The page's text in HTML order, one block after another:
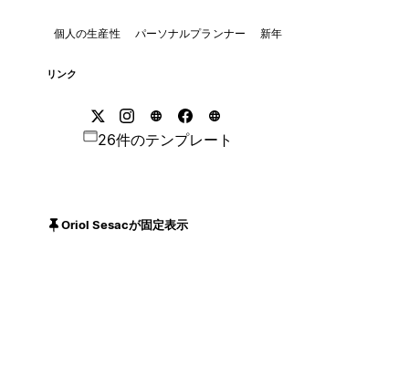
個人の生産性 パーソナルプランナー 新年
リンク
26件のテンプレート
Oriol Sesacが固定表示